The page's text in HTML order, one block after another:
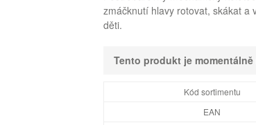
zmáčknutí hlavy rotovat, skákat a
děti.
Tento produkt je
Kód sortimentu
EAN